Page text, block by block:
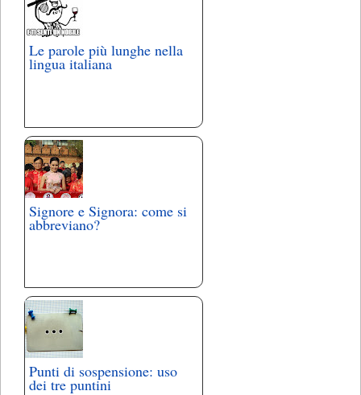
Le parole più lunghe nella
lingua italiana
Signore e Signora: come si
abbreviano?
Punti di sospensione: uso
dei tre puntini